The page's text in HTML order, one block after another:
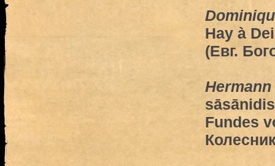
Hay à
(Евг.
Fundes